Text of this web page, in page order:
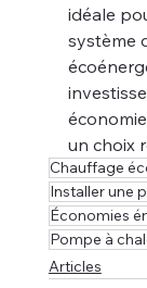
idéale
système
un choix
Chauffage
Installer une
Économies
Pompe à
Articles